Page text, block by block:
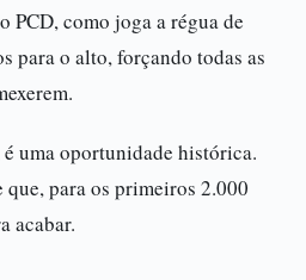
PCD, como joga a régua de
para o alto, forçando todas as
uma oportunidade histórica.
para os primeiros 2.000
acabar.